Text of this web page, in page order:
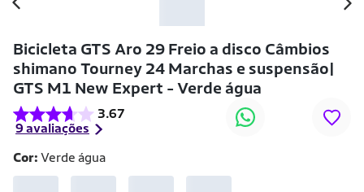
Bicicleta GTS Aro 29 Freio a disco Câmbios
shimano Tourney 24 Marchas e suspensão|
GTS M1 New Expert - Verde água
3.67
9 avaliações
Cor: Verde água